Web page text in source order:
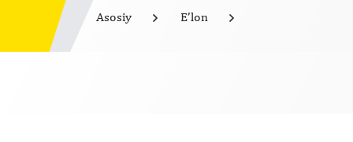
Asosiy E’lon